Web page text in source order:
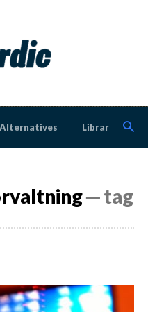
Alternatives Library
─ tag